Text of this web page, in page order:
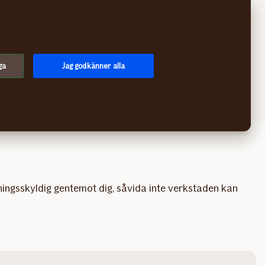
syra på lacken?
gentemot dig, såvida inte verkstaden kan
Jag godkänner alla